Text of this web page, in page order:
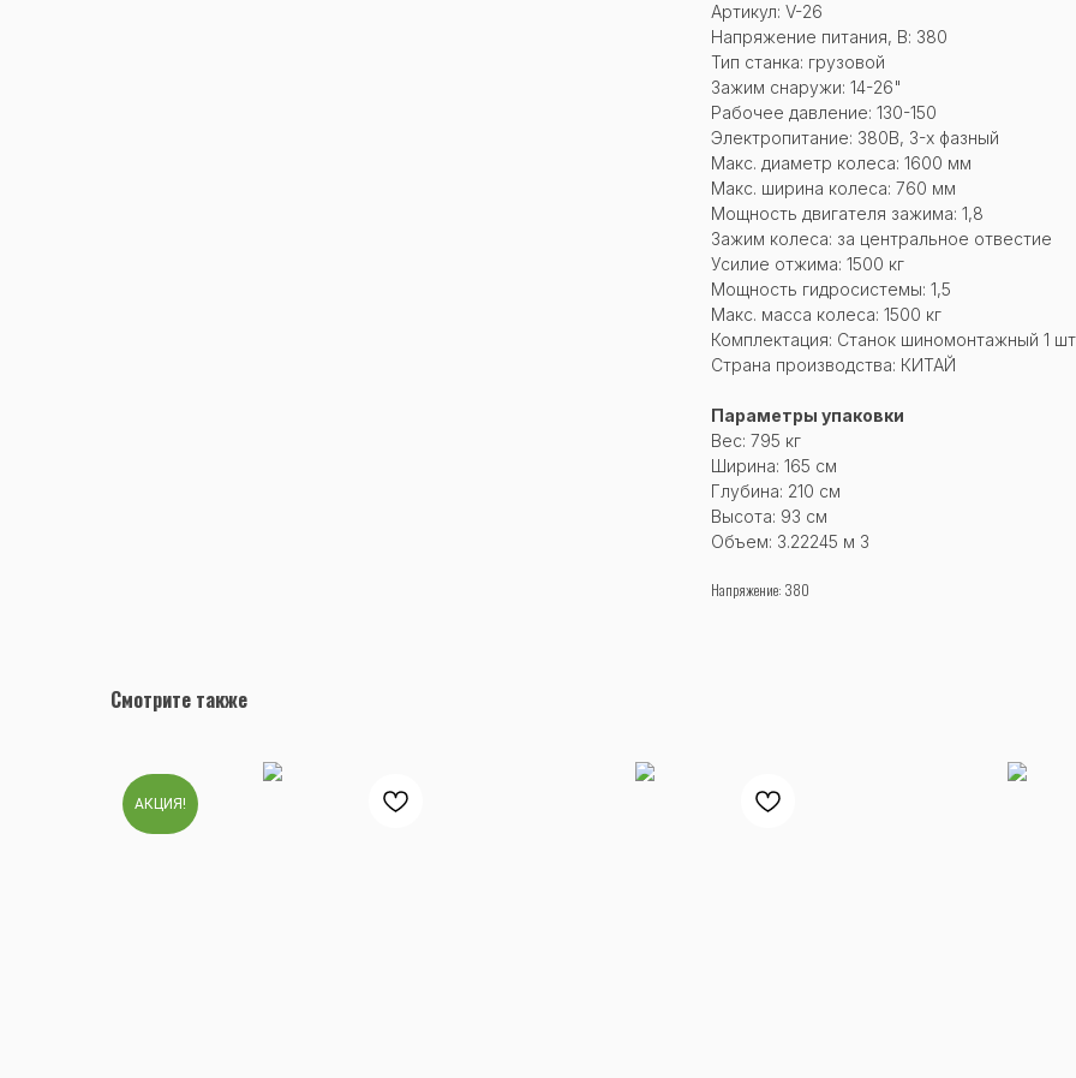
Артикул: V-26
Напряжение питания, В: 380
Тип станка: грузовой
Зажим снаружи: 14-26"
Рабочее давление: 130-150
Электропитание: 380В, 3-х фазный
Макс. диаметр колеса: 1600 мм
Макс. ширина колеса: 760 мм
Мощность двигателя зажима: 1,8
Зажим колеса: за центральное отвестие
Усилие отжима: 1500 кг
Мощность гидросистемы: 1,5
Макс. масса колеса: 1500 кг
Комплектация: Станок шиномонтажный 1
Страна производства: КИТАЙ
Параметры упаковки
Вес: 795 кг
Ширина: 165 см
Глубина: 210 см
Высота: 93 см
Объем: 3.22245 м 3
Напряжение: 380
Смотрите также
АКЦИЯ!